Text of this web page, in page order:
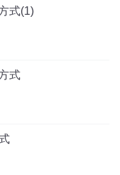
式(1)
式